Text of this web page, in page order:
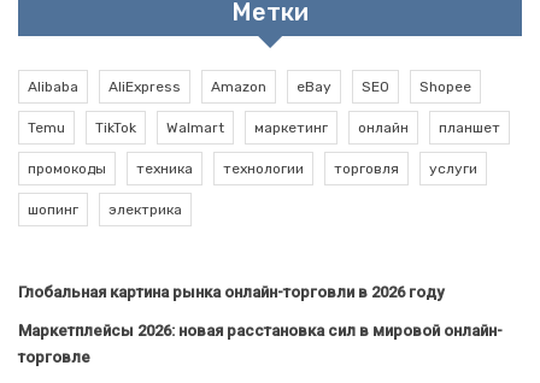
Метки
Alibaba AliExpress Amazon eBay SEO Shopee
Temu TikTok Walmart маркетинг онлайн планшет
промокоды техника технологии торговля услуги
шопинг электрика
Глобальная картина рынка онлайн-торговли в 2026 году
Маркетплейсы 2026: новая расстановка сил в мировой онлайн-
торговле